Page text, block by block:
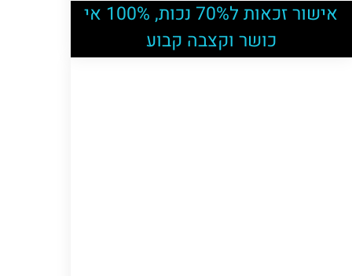
אישור זכאות ל70% נכות, 100% אי
כושר וקצבה קבוע